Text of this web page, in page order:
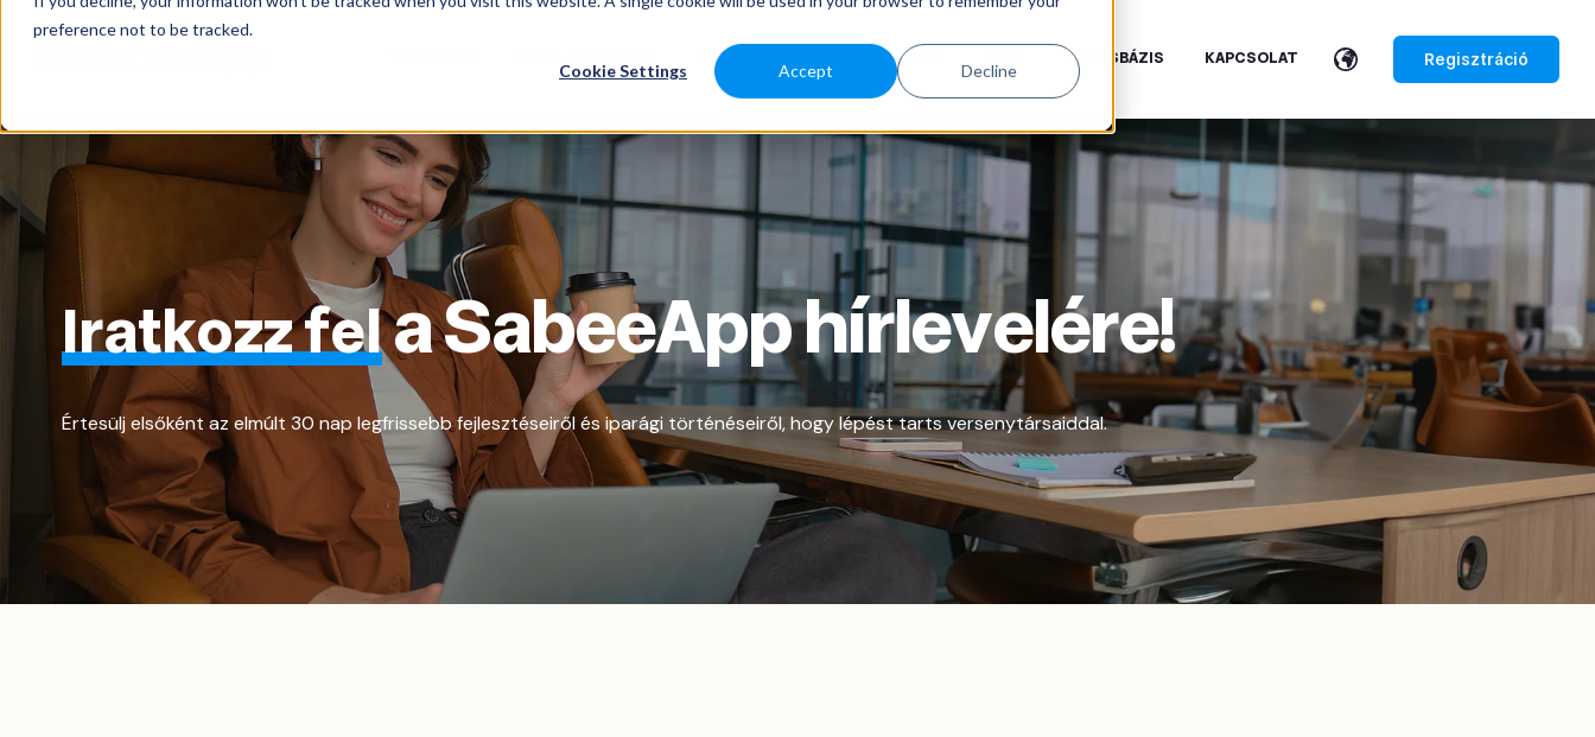
preference not to be tracked.
Cookie Settings Accept Decline
MEGOLDÁSOK ÜGYFELEINK TUDÁSBÁZIS KAPCSOLAT Regisztráció
Iratkozz fela SabeeApp hírlevelére!
Értesülj elsőként az elmúlt 30 nap legfrissebb fejlesztéseiről és iparági történéseiről, hogy lépést tarts versenytársaiddal.